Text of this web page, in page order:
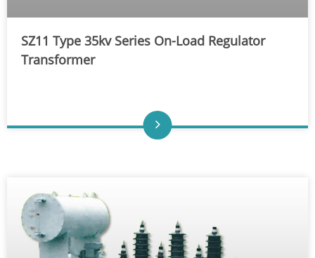
SZ11 Type 35kv Series On-Load Regulator
Transformer